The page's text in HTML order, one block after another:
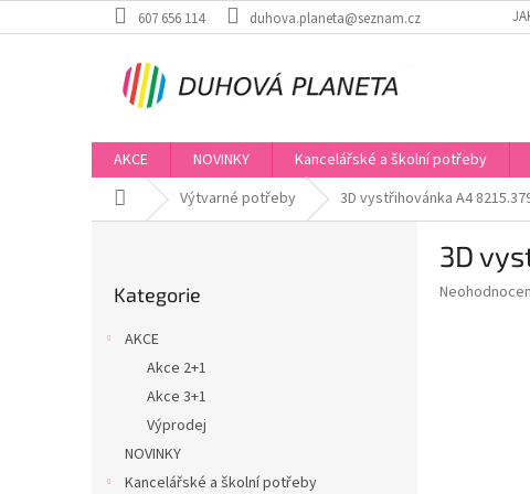
na
607 656 114 duhova.planeta@seznam.cz
AKCE NOVINKY Kancelářské a školní potřeby
Domů Výtvarné potřeby 3D vystřihovánka A4
kategorie
Kategorie
AKCE
Akce 2+1
Akce 3+1
Výprodej
NOVINKY
Kancelářské a školní potřeby
3D
Průměrné